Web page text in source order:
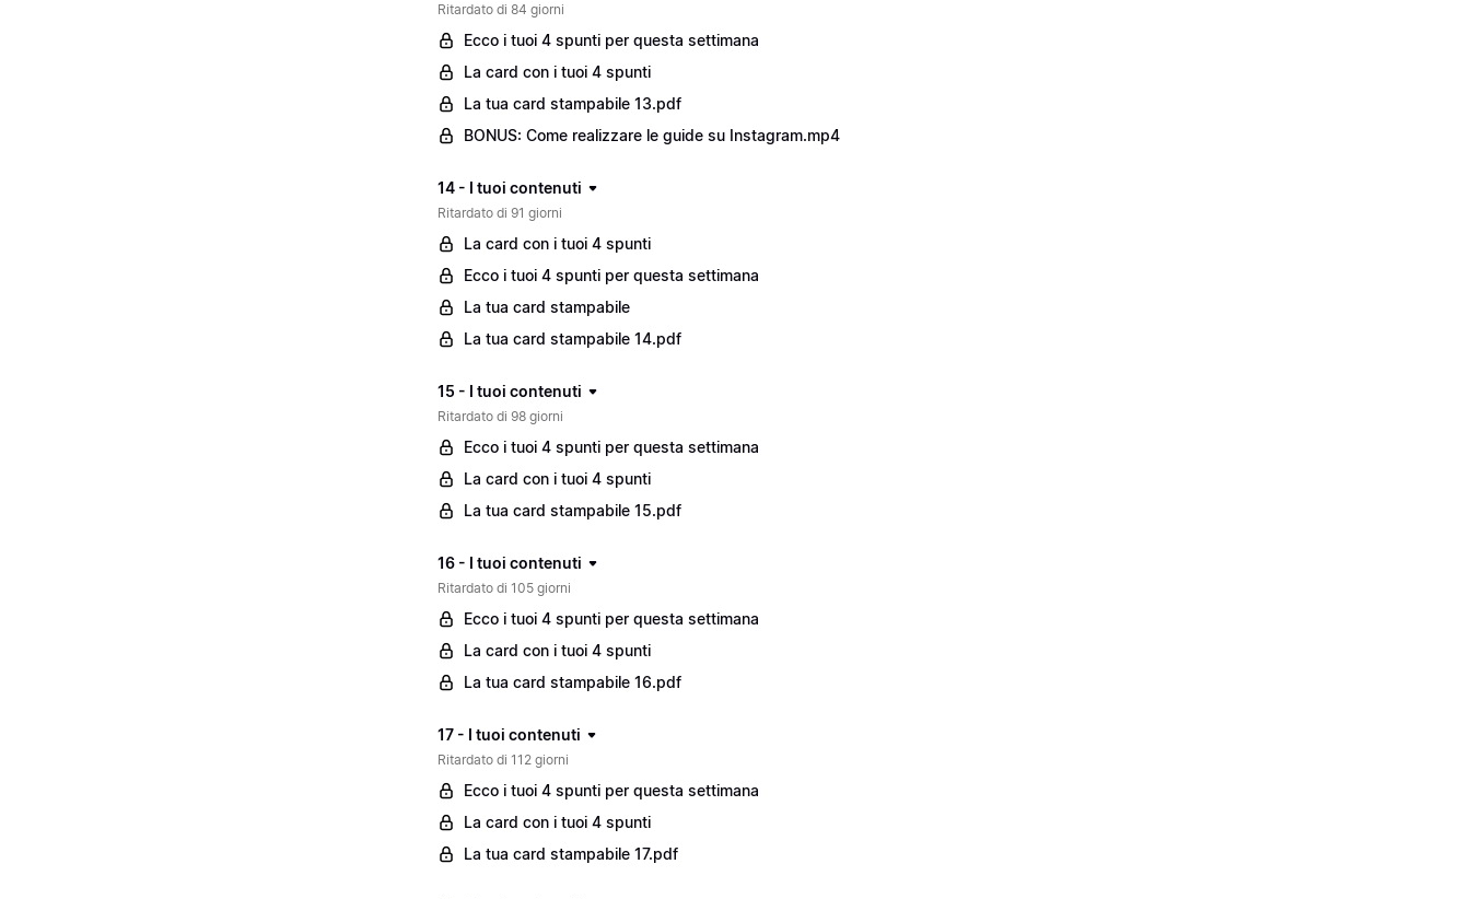
Ritardato di 84 giorni
Ecco i tuoi 4 spunti per questa settimana
La card con i tuoi 4 spunti
La tua card stampabile 13.pdf
BONUS: Come realizzare le guide su Instagram.mp4
14 - I tuoi contenuti
Ritardato di 91 giorni
La card con i tuoi 4 spunti
Ecco i tuoi 4 spunti per questa settimana
La tua card stampabile
La tua card stampabile 14.pdf
15 - I tuoi contenuti
Ritardato di 98 giorni
Ecco i tuoi 4 spunti per questa settimana
La card con i tuoi 4 spunti
La tua card stampabile 15.pdf
16 - I tuoi contenuti
Ritardato di 105 giorni
Ecco i tuoi 4 spunti per questa settimana
La card con i tuoi 4 spunti
La tua card stampabile 16.pdf
17 - I tuoi contenuti
Ritardato di 112 giorni
Ecco i tuoi 4 spunti per questa settimana
La card con i tuoi 4 spunti
La tua card stampabile 17.pdf